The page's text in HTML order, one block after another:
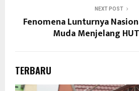
NEXT POST
Fenomena Lunturnya
Muda Menjelang
TERBARU